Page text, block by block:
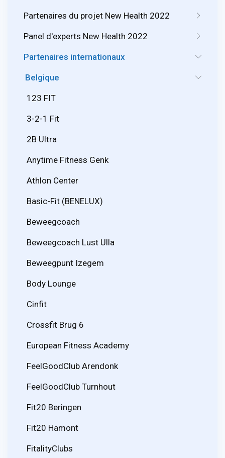
Partenaires du projet New Health 2022
Panel d'experts New Health 2022
Partenaires internationaux
Belgique
123 FIT
3-2-1 Fit
2B Ultra
Anytime Fitness Genk
Athlon Center
Basic-Fit (BENELUX)
Beweegcoach
Beweegcoach Lust Ulla
Beweegpunt Izegem
Body Lounge
Cinfit
Crossfit Brug 6
European Fitness Academy
FeelGoodClub Arendonk
FeelGoodClub Turnhout
Fit20 Beringen
Fit20 Hamont
FitalityClubs